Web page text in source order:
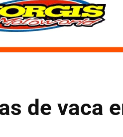
de vaca